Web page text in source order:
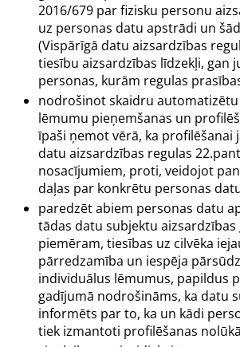
2016/679 par fizisku personu
uz personas datu apstrādi un
(Vispārīgā datu aizsardzības
tiesību aizsardzības līdzekļi, gan
personas, kurām regulas
nodrošinot skaidru
lēmumu pieņemšanas un
īpaši ņemot vērā, ka profilēšanai
datu aizsardzības regulas
nosacījumiem, proti, veidojot
daļas par konkrētu personas
paredzēt abiem personas datu
tādas datu subjektu aizsardzības
piemēram, tiesības uz cilvēka
pārredzamība un iespēja
individuālus lēmumus, papildus
gadījumā nodrošināms, ka datu
informēts par to, ka un kādi
tiek izmantoti profilēšanas